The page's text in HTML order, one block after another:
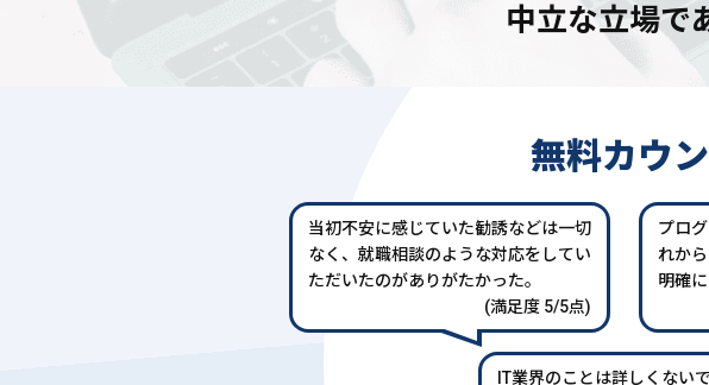
中立な立場で
無料カウ
当初不安に感じていた勧誘などは一切
なく、就職相談のような対応をしてい
ただいたのがありがたかった。
(満足度 5/5点)
プロ
れか
明確
IT業界のことは詳しくない